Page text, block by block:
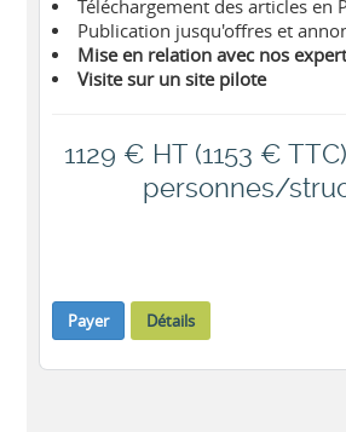
Téléchargement des articles en
Publication jusqu'offres et
Mise en relation avec nos
Visite sur un site pilote
1129 € HT (1153 €
personnes/
Payer Détails